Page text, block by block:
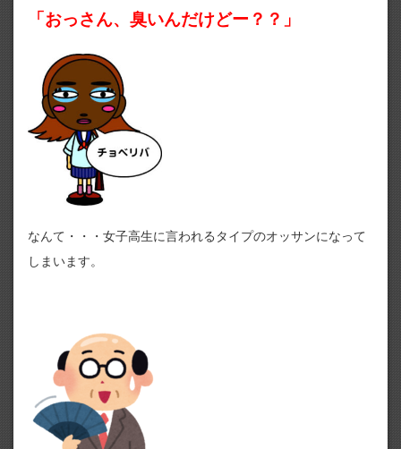
「おっさん、臭いんだけどー？？」
なんて・・・女子高生に言われるタイプのオッサンになって
しまいます。